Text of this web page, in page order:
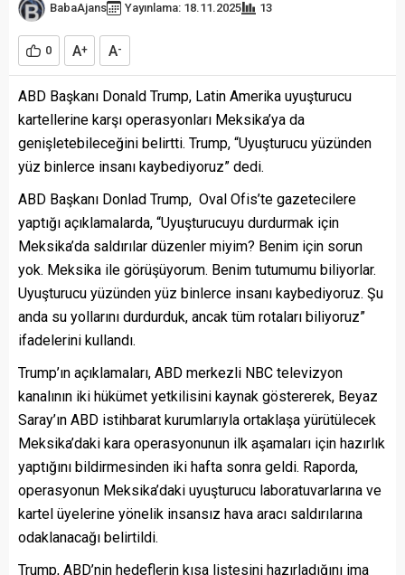
BabaAjans Yayınlama: 18.11.2025 13
0 A+ A-
ABD Başkanı Donald Trump, Latin Amerika uyuşturucu
kartellerine karşı operasyonları Meksika’ya da
genişletebileceğini belirtti. Trump, “Uyuşturucu yüzünden
yüz binlerce insanı kaybediyoruz” dedi.
ABD Başkanı Donlad Trump, Oval Ofis’te gazetecilere
yaptığı açıklamalarda, “Uyuşturucuyu durdurmak için
Meksika’da saldırılar düzenler miyim? Benim için sorun
yok. Meksika ile görüşüyorum. Benim tutumumu biliyorlar.
Uyuşturucu yüzünden yüz binlerce insanı kaybediyoruz. Şu
anda su yollarını durdurduk, ancak tüm rotaları biliyoruz”
ifadelerini kullandı.
Trump’ın açıklamaları, ABD merkezli NBC televizyon
kanalının iki hükümet yetkilisini kaynak göstererek, Beyaz
Saray’ın ABD istihbarat kurumlarıyla ortaklaşa yürütülecek
Meksika’daki kara operasyonunun ilk aşamaları için hazırlık
yaptığını bildirmesinden iki hafta sonra geldi. Raporda,
operasyonun Meksika’daki uyuşturucu laboratuvarlarına ve
kartel üyelerine yönelik insansız hava aracı saldırılarına
odaklanacağı belirtildi.
Trump, ABD’nin hedeflerin kısa listesini hazırladığını ima